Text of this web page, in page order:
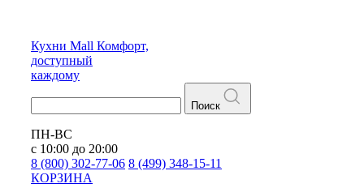
Кухни Mall Комфорт,
доступный
каждому
Поиск
ПН-ВС
с 10:00 до 20:00
8 (800) 302-77-06 8 (499) 348-15-11
КОРЗИНА